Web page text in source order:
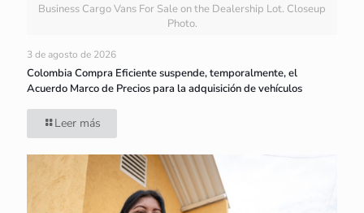
Business Cargo Vans For Sale on the Dealership Lot. Closeup
Photo.
3 de agosto de 2026
Colombia Compra Eficiente suspende, temporalmente, el
Acuerdo Marco de Precios para la adquisición de vehículos
Leer más